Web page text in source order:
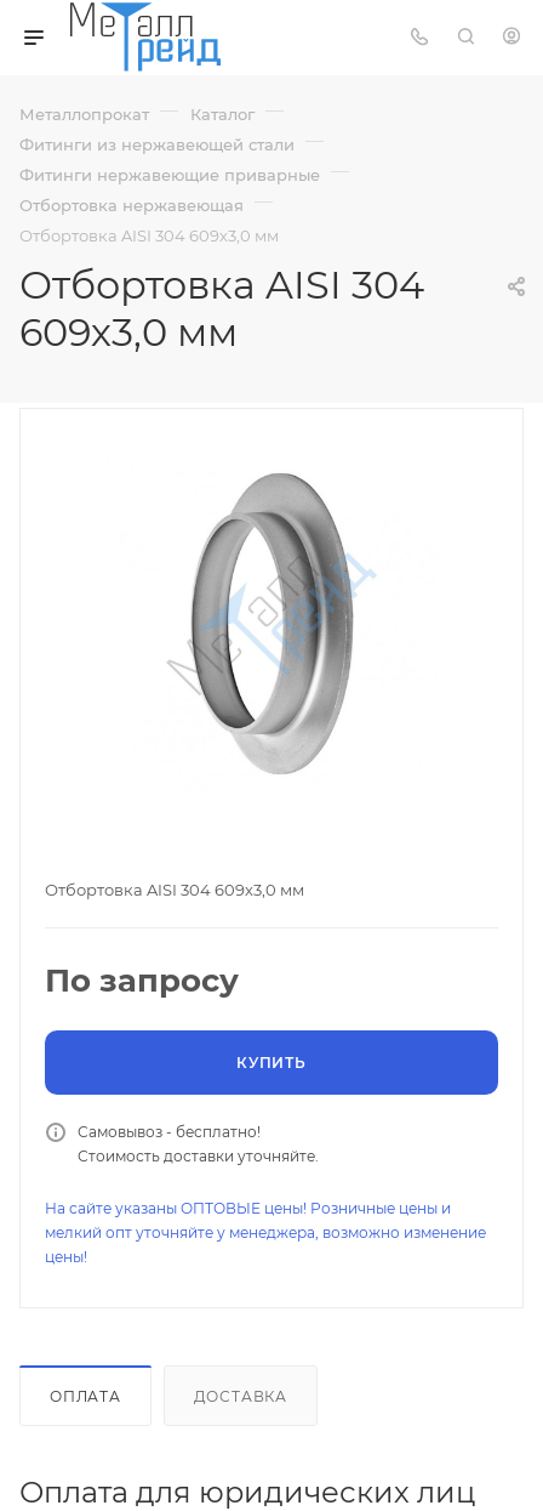
Металлопрокат — Каталог —
Фитинги из нержавеющей стали —
Фитинги нержавеющие приварные —
Отбортовка нержавеющая —
Отбортовка AISI 304 609х3,0 мм
Отбортовка AISI 304
609х3,0 мм
Отбортовка AISI 304 609х3,0 мм
По запросу
КУПИТЬ
Самовывоз - бесплатно!
Стоимость доставки уточняйте.
На сайте указаны ОПТОВЫЕ цены! Розничные цены и
мелкий опт уточняйте у менеджера, возможно изменение
цены!
ОПЛАТА ДОСТАВКА
Оплата для юридических лиц